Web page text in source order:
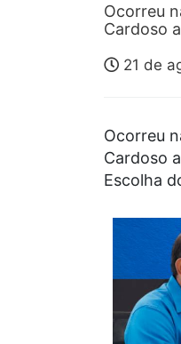
Ocorreu
Cardoso
21 de
Ocorreu
Cardoso
Escolha